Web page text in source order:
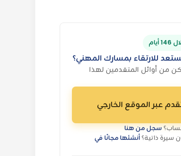
للارتقاء بمسارك المهني؟
من أوائل المتقدمين لهذا
عبر الموقع الخارجي
سجل من هنا
سيرة ذاتية؟ أنشئها مجانًا في